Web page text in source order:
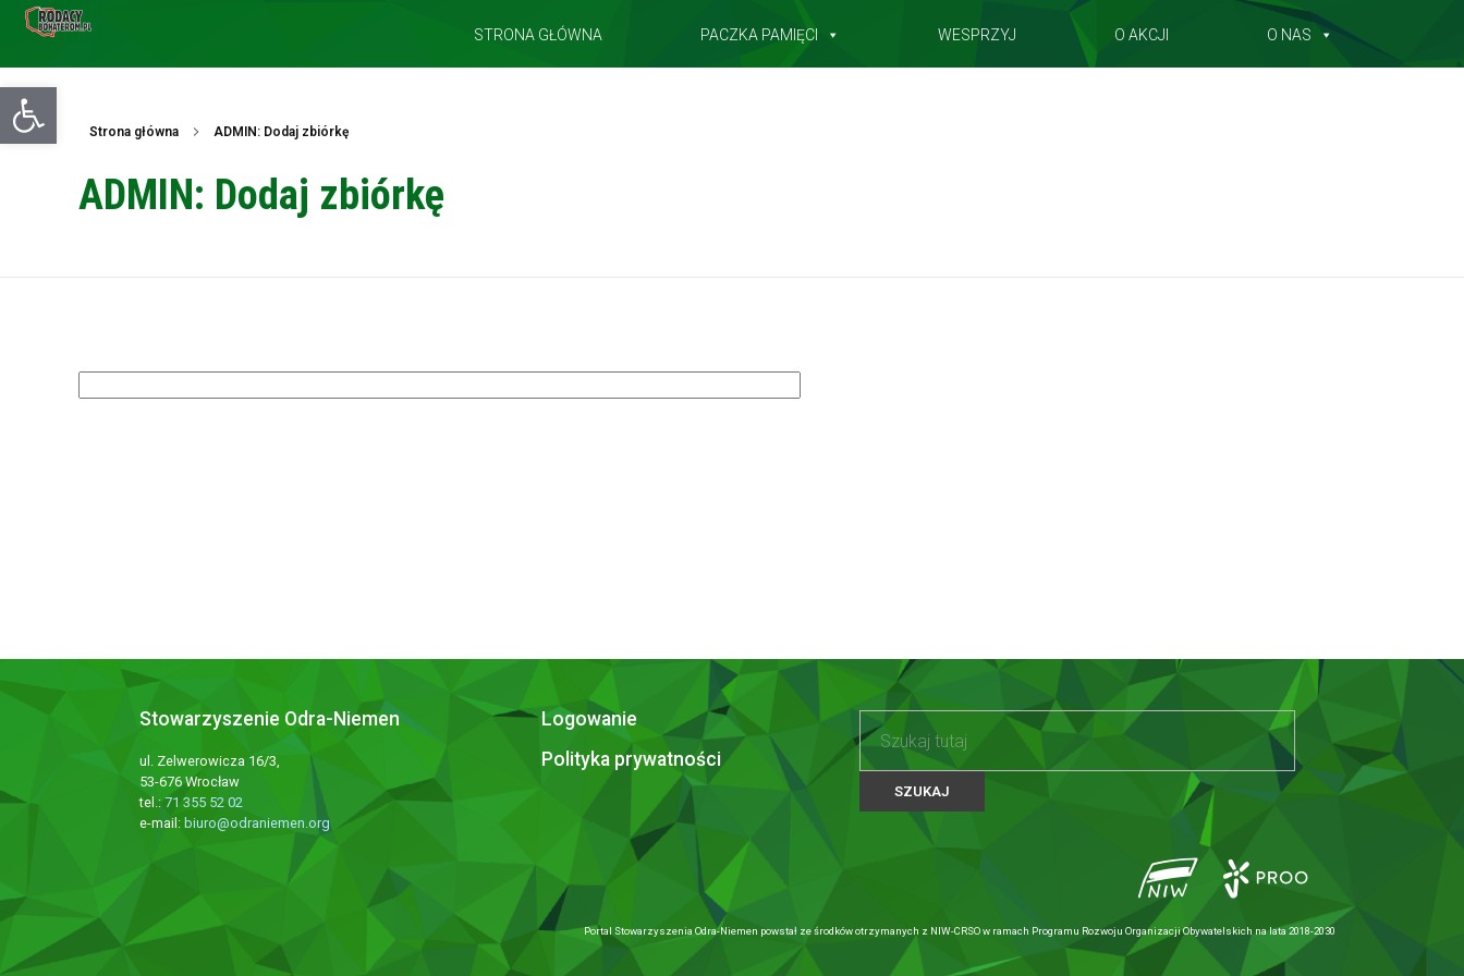
Otwórz pasek narzędzi
STRONA GŁÓWNA PACZKA PAMIĘCI WESPRZYJ O AKCJI O NAS
Strona główna ADMIN: Dodaj zbiórkę
ADMIN: Dodaj zbiórkę
Stowarzyszenie Odra-Niemen
ul. Zelwerowicza 16/3,
53-676 Wrocław
tel.: 71 355 52 02
e-mail: biuro@odraniemen.org
Logowanie
Polityka prywatności
Portal Stowarzyszenia Odra-Niemen powstał ze środków otrzymanych z NIW-CRSO w ramach Programu Rozwoju Organizacji Obywatelskich na lata 2018-2030